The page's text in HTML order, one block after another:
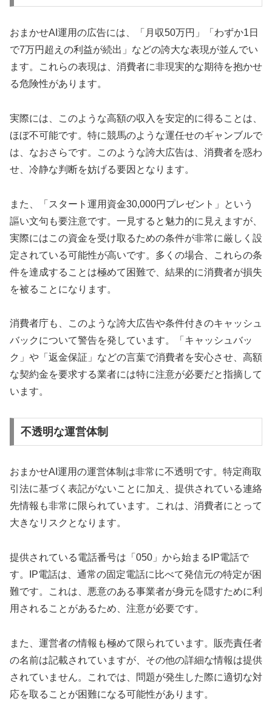
おまかせAI運用の広告には、「月収50万円」「わずか1日
で7万円超えの利益が続出」などの誇大な表現が並んでい
ます。これらの表現は、消費者に非現実的な期待を抱かせ
る危険性があります。
実際には、このような高額の収入を安定的に得ることは、
ほぼ不可能です。特に競馬のような運任せのギャンブルで
は、なおさらです。このような誇大広告は、消費者を惑わ
せ、冷静な判断を妨げる要因となります。
また、「スタート運用資金30,000円プレゼント」という
謳い文句も要注意です。一見すると魅力的に見えますが、
実際にはこの資金を受け取るための条件が非常に厳しく設
定されている可能性が高いです。多くの場合、これらの条
件を達成することは極めて困難で、結果的に消費者が損失
を被ることになります。
消費者庁も、このような誇大広告や条件付きのキャッシュ
バックについて警告を発しています。「キャッシュバッ
ク」や「返金保証」などの言葉で消費者を安心させ、高額
な契約金を要求する業者には特に注意が必要だと指摘して
います。
不透明な運営体制
おまかせAI運用の運営体制は非常に不透明です。特定商取
引法に基づく表記がないことに加え、提供されている連絡
先情報も非常に限られています。これは、消費者にとって
大きなリスクとなります。
提供されている電話番号は「050」から始まるIP電話で
す。IP電話は、通常の固定電話に比べて発信元の特定が困
難です。これは、悪意のある事業者が身元を隠すために利
用されることがあるため、注意が必要です。
また、運営者の情報も極めて限られています。販売責任者
の名前は記載されていますが、その他の詳細な情報は提供
されていません。これでは、問題が発生した際に適切な対
応を取ることが困難になる可能性があります。